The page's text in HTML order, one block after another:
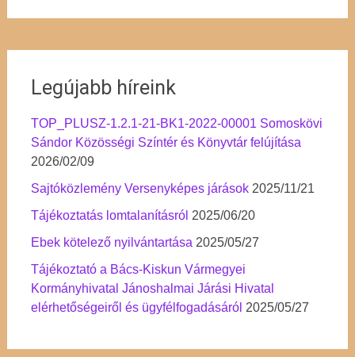
Legújabb híreink
TOP_PLUSZ-1.2.1-21-BK1-2022-00001 Somoskövi
Sándor Közösségi Színtér és Könyvtár felújítása
2026/02/09
Sajtóközlemény Versenyképes járások 2025/11/21
Tájékoztatás lomtalanításról 2025/06/20
Ebek kötelező nyilvántartása 2025/05/27
Tájékoztató a Bács-Kiskun Vármegyei
Kormányhivatal Jánoshalmai Járási Hivatal
elérhetőségeiről és ügyfélfogadásáról 2025/05/27